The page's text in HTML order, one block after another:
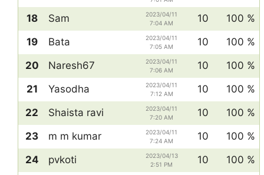
18
Sam
2023/04/11
7:04 AM
10
100 %
19
Bata
2023/04/11
7:05 AM
10
100 %
20
Naresh67
2023/04/11
7:06 AM
10
100 %
21
Yasodha
2023/04/11
7:12 AM
10
100 %
22
Shaista ravi
2023/04/11
7:20 AM
10
100 %
23
m m kumar
2023/04/11
7:24 AM
10
100 %
24
pvkoti
2023/04/13
2:51 PM
10
100 %